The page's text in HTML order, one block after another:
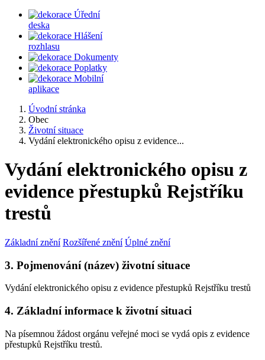
Úřední
deska
Hlášení
rozhlasu
Dokumenty
Poplatky
Mobilní
aplikace
Úvodní stránka
Obec
Životní situace
Vydání elektronického opisu z evidence...
Vydání elektronického opisu z
evidence přestupků Rejstříku
trestů
Základní znění Rozšířené znění Úplné znění
3. Pojmenování (název) životní situace
Vydání elektronického opisu z evidence přestupků Rejstříku trestů
4. Základní informace k životní situaci
Na písemnou žádost orgánu veřejné moci se vydá opis z evidence
přestupků Rejstříku trestů.